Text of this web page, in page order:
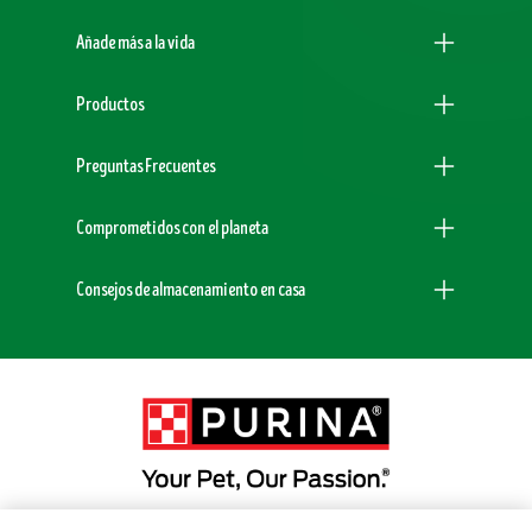
Añade más a la vida
Productos
Preguntas Frecuentes
Comprometidos con el planeta
Consejos de almacenamiento en casa